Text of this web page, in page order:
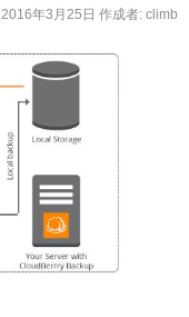
2016年3月25日 作成者: climb